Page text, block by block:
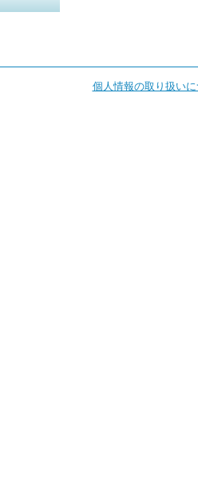
個人情報の取り扱い